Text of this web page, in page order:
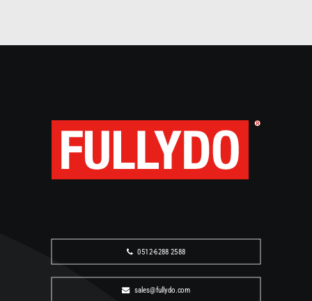
FULLYDO 获取中文支持。
企业微信咨询
0512-6288 2588
sales@fullydo.com